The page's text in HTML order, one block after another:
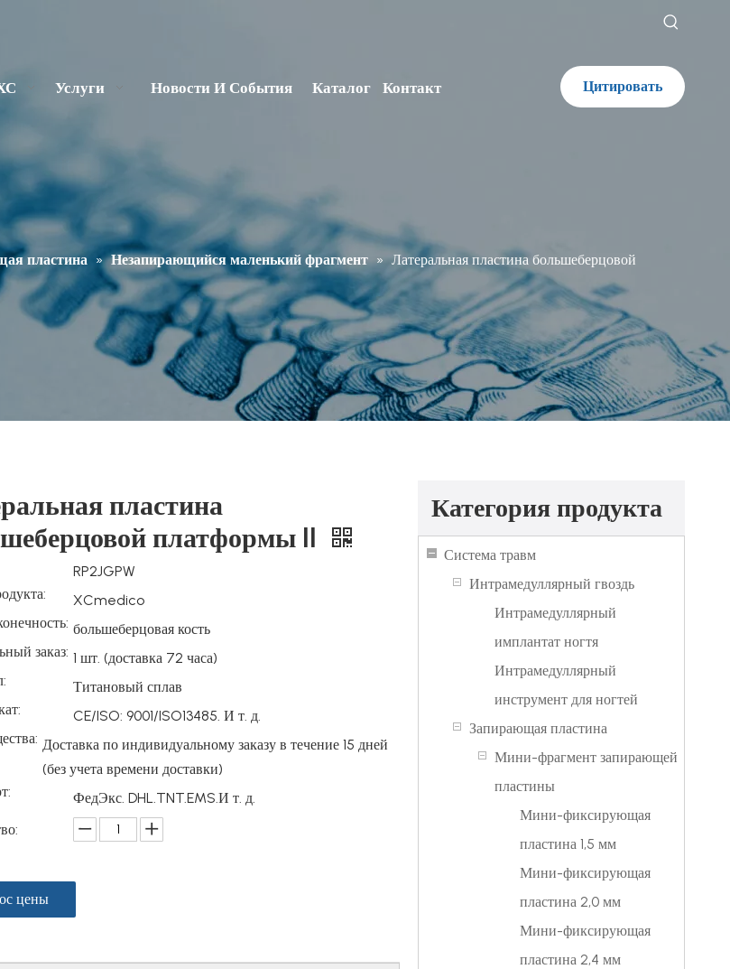
Услуги Новости И События Каталог Контакт Цитировать
пластина » Незапирающийся маленький фрагмент » Латеральная пластина большеберцовой
пластина
платформы II
RP2JGPW
XCmedico
большеберцовая кость
заказ: 1 шт. (доставка 72 часа)
Титановый сплав
CE/ISO: 9001/ISO13485. И т. д.
Доставка по индивидуальному заказу в течение 15 дней
(без учета времени доставки)
ФедЭкс. DHL.TNT.EMS.И т. д.
цены
Категория продукта
Система травм
Интрамедуллярный гвоздь
Интрамедуллярный
имплантат ногтя
Интрамедуллярный
инструмент для ногтей
Запирающая пластина
Мини-фрагмент запирающей
пластины
Мини-фиксирующая
пластина 1,5 мм
Мини-фиксирующая
пластина 2,0 мм
Мини-фиксирующая
пластина 2,4 мм